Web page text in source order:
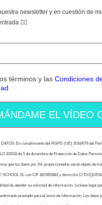
newsletter y en cuestión de
👇🏻
términos y las Condiciones
EL VÍDEO
En cumplimiento del RGPD (UE) 2016/679 del
3/2018 de 5 de diciembre de Protección de Datos
que los datos por Vd. proporcionados serán objeto de
SCHOOL SL con CIF B67855882 y domicilio C/
de atender su solicitud de información. La base legal
prestado para el envío de información. Los datos